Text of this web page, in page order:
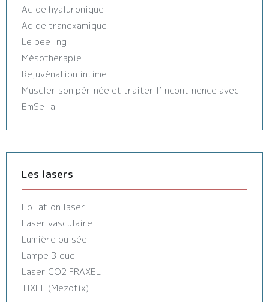
Acide hyaluronique
Acide tranexamique
Le peeling
Mésothérapie
Rejuvénation intime
Muscler son périnée et traiter l’incontinence avec
EmSella
Les lasers
Epilation laser
Laser vasculaire
Lumière pulsée
Lampe Bleue
Laser CO2 FRAXEL
TIXEL (Mezotix)